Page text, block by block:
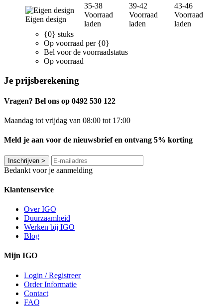
Eigen design
35-38
Voorraad
laden
39-42
Voorraad
laden
43-46
Voorraad
laden
{0} stuks
Op voorraad per {0}
Bel voor de voorraadstatus
Op voorraad
Je prijsberekening
Vragen? Bel ons op 0492 530 122
Maandag tot vrijdag van 08:00 tot 17:00
Meld je aan voor de nieuwsbrief en ontvang 5% korting
Inschrijven >
Bedankt voor je aanmelding
Klantenservice
Over IGO
Duurzaamheid
Werken bij IGO
Blog
Mijn IGO
Login / Registreer
Order Informatie
Contact
FAQ